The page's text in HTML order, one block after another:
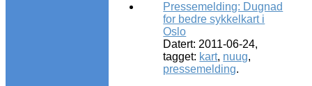
Pressemelding: Dugnad
for bedre sykkelkart i
Oslo
Datert: 2011-06-24,
tagget: kart, nuug,
pressemelding.